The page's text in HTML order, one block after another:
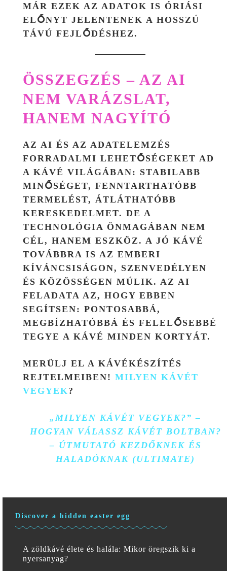
MÁR EZEK AZ ADATOK IS ÓRIÁSI
ELŐNYT JELENTENEK A HOSSZÚ
TÁVÚ FEJLŐDÉSHEZ.
ÖSSZEGZÉS – AZ AI
NEM VARÁZSLAT,
HANEM NAGYÍTÓ
AZ AI ÉS AZ ADATELEMZÉS
FORRADALMI LEHETŐSÉGEKET AD
A KÁVÉ VILÁGÁBAN: STABILABB
MINŐSÉGET, FENNTARTHATÓBB
TERMELÉST, ÁTLÁTHATÓBB
KERESKEDELMET. DE A
TECHNOLÓGIA ÖNMAGÁBAN NEM
CÉL, HANEM ESZKÖZ. A JÓ KÁVÉ
TOVÁBBRA IS AZ EMBERI
KÍVÁNCSISÁGON, SZENVEDÉLYEN
ÉS KÖZÖSSÉGEN MÚLIK. AZ AI
FELADATA AZ, HOGY EBBEN
SEGÍTSEN: PONTOSABBÁ,
MEGBÍZHATÓBBÁ ÉS FELELŐSEBBÉ
TEGYE A KÁVÉ MINDEN KORTYÁT.
MERÜLJ EL A KÁVÉKÉSZÍTÉS
REJTELMEIBEN! MILYEN KÁVÉT
VEGYEK ?
„MILYEN KÁVÉT VEGYEK?” –
HOGYAN VÁLASSZ KÁVÉT BOLTBAN?
– ÚTMUTATÓ KEZDŐKNEK ÉS
HALADÓKNAK (ULTIMATE)
Discover a hidden easter egg
A zöldkávé élete és halála: Mikor öregszik ki a
nyersanyag?